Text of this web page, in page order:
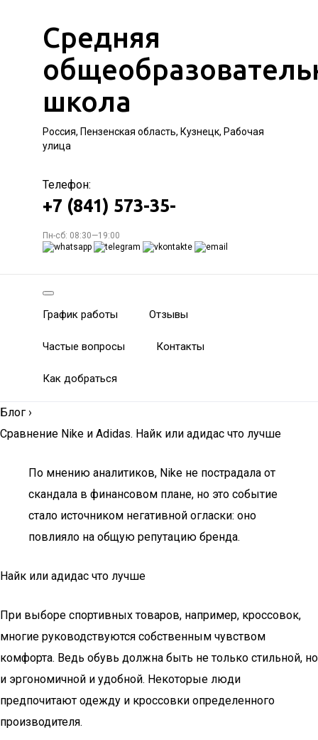
Средняя
школа
Россия, Пензенская область, Кузнецк, Рабочая
улица
Телефон:
+7 (841) 573-35-
Пн-сб: 08:30—19:00
График работы Отзывы
Частые вопросы Контакты
Как добраться
Блог ›
Сравнение Nike и Adidas. Найк или адидас что лучше
По мнению аналитиков, Nike не пострадала от
скандала в финансовом плане, но это событие
стало источником негативной огласки: оно
повлияло на общую репутацию бренда.
Найк или адидас что лучше
При выборе спортивных товаров, например, кроссовок,
многие руководствуются собственным чувством
комфорта. Ведь обувь должна быть не только стильной, но
и эргономичной и удобной. Некоторые люди
предпочитают одежду и кроссовки определенного
производителя.